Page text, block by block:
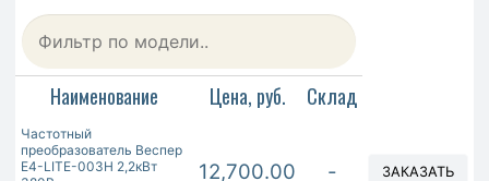
Наименование Цена, руб. Склад
Частотный
преобразователь Веспер
E4-LITE-003Н 2,2кВт
12,700.00 - ЗАКАЗАТЬ